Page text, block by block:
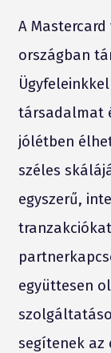
A
országban
társadalmat
jólétben
széles
egyszerű,
tranzakci
együttesen
segítenek az